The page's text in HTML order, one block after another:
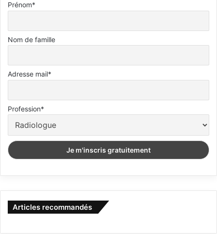
Prénom*
Nom de famille
Adresse mail*
Profession*
Articles recommandés